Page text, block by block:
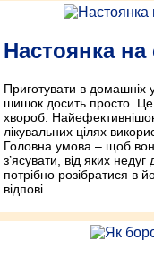
Настоянка
Приготувати в домашніх
шишок досить просто. Це
хвороб.
лікувальних цілях
Головна умова – щоб
з’ясувати, від яких
потрібно розібратися в
відпові